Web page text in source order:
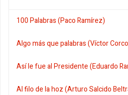
100 Palabras (Paco Ramírez)
Algo más que palabras (Víctor
Así le fue al Presidente (Eduardo
Al filo de la hoz (Arturo Salcido